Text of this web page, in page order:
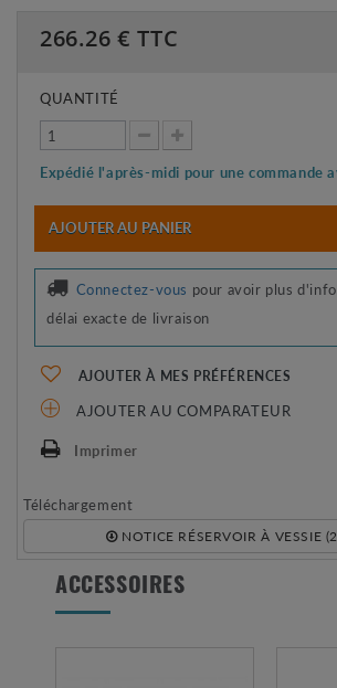
266.26 € TTC
QUANTITÉ
Expédié l'après-midi pour une commande
AJOUTER AU PANIER
Connectez-vous pour avoir plus
délai exacte de livraison
AJOUTER À MES PRÉFÉRENCES
AJOUTER AU COMPARATEUR
Imprimer
Téléchargement
NOTICE RÉSERVOIR À VESSIE
ACCESSOIRES